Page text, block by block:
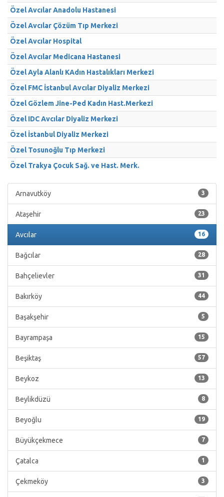
Özel Avcılar Anadolu Hastanesi
Özel Avcılar Çözüm Tıp Merkezi
Özel Avcılar Hospital
Özel Avcılar Medicana Hastanesi
Özel Ayla Alanlı KAdın Hastalıkları Merkezi
Özel FMC İstanbul Avcılar Diyaliz Merkezi
Özel Gözlem Jine-Ped Kadın Hast.Merkezi
Özel IDC Avcılar Diyaliz Merkezi
Özel İstanbul Diyaliz Merkezi
Özel Tosunoğlu Tıp Merkezi
Özel Trakya Çocuk Sağ. ve Hast. Merk.
3
Arnavutköy
23
Ataşehir
16
Avcılar
28
Bağcılar
31
Bahçelievler
44
Bakırköy
5
Başakşehir
15
Bayrampaşa
57
Beşiktaş
13
Beykoz
8
Beylikdüzü
19
Beyoğlu
7
Büyükçekmece
1
Çatalca
3
Çekmeköy